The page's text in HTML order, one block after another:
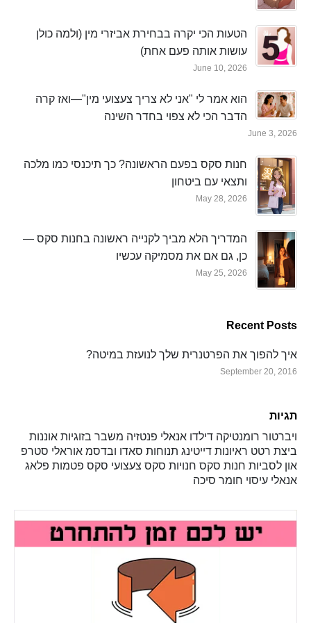
הטעות הכי יקרה בבחירת אביזרי מין (ולמה כולן
עושות אותה פעם אחת)
June 10, 2026
הוא אמר לי "אני לא צריך צעצועי מין"—ואז קרה
הדבר הכי לא צפוי בחדר השינה
June 3, 2026
חנות סקס בפעם הראשונה? כך תיכנסי כמו מלכה
ותצאי עם ביטחון
May 28, 2026
המדריך הלא מביך לקנייה ראשונה בחנות סקס —
כן, גם אם את מסמיקה עכשיו
May 25, 2026
Recent Posts
איך להפוך את הפרטנרית שלך לנועזת במיטה?
September 20, 2016
תגיות
ויברטור רומנטיקה דילדו אנאלי פנטזיה משבר בזוגיות אוננות
ביצת רטט ראיונות דייטינג תנוחות סאדו ובדסמ אוראלי סטרפ
און לסביות חנות סקס חנויות סקס צעצועי סקס פטמות פלאג
אנאלי עיסוי חומר סיכה